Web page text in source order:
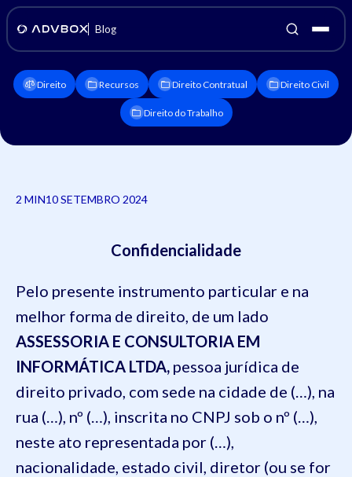
Blog
Direito Recursos Direito Contratual Direito Civil
Direito do Trabalho
2 MIN10 SETEMBRO 2024
Confidencialidade
Pelo presente instrumento particular e na
melhor forma de direito, de um lado
ASSESSORIA E CONSULTORIA EM
INFORMÁTICA LTDA, pessoa jurídica de
direito privado, com sede na cidade de (…), na
rua (…), nº (…), inscrita no CNPJ sob o nº (…),
neste ato representada por (…),
nacionalidade, estado civil, diretor (ou se for